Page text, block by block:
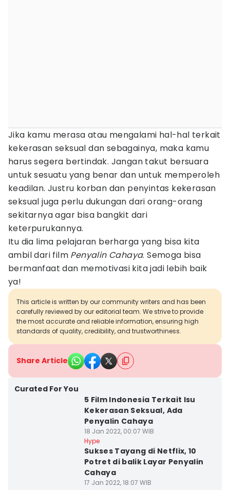
Jika kamu merasa atau mengalami hal-hal terkait
kekerasan seksual dan sebagainya, maka kamu
harus segera bertindak. Jangan takut bersuara
untuk sesuatu yang benar dan untuk memperoleh
keadilan. Justru korban dan penyintas kekerasan
seksual juga perlu dukungan dari orang-orang
sekitarnya agar bisa bangkit dari
keterpurukannya.
Itu dia lima pelajaran berharga yang bisa kita
ambil dari film Penyalin Cahaya. Semoga bisa
bermanfaat dan memotivasi kita jadi lebih baik
ya!
This article is written by our community writers and has been
carefully reviewed by our editorial team. We strive to provide
the most accurate and reliable information, ensuring high
standards of quality, credibility, and trustworthiness.
Share Article
Curated For You
5 Film Indonesia Terkait Isu
Kekerasan Seksual, Ada
Penyalin Cahaya
18 Jan 2022, 00:07 WIB
Hype
Sukses Tayang di Netflix, 10
Potret di balik Layar Penyalin
Cahaya
17 Jan 2022, 18:07 WIB